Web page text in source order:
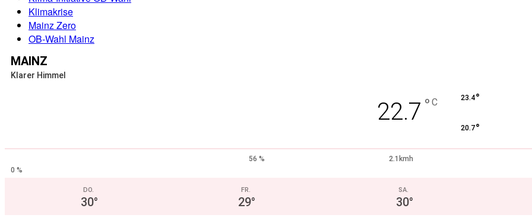
Klimakrise
Mainz Zero
OB-Wahl Mainz
MAINZ
Klarer Himmel
22.7 ° C 23.4°
20.7°
56 %
2.1kmh
0 %
DO.
30°
FR.
29°
SA.
30°